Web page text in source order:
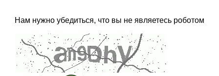
Нам нужно убедиться, что вы не являетесь роботом